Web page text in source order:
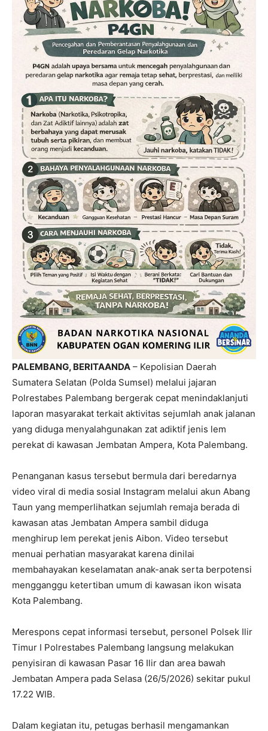
PALEMBANG, BERITAANDA – Kepolisian Daerah
Sumatera Selatan (Polda Sumsel) melalui jajaran
Polrestabes Palembang bergerak cepat menindaklanjuti
laporan masyarakat terkait aktivitas sejumlah anak jalanan
yang diduga menyalahgunakan zat adiktif jenis lem
perekat di kawasan Jembatan Ampera, Kota Palembang.
Penanganan kasus tersebut bermula dari beredarnya
video viral di media sosial Instagram melalui akun Abang
Taun yang memperlihatkan sejumlah remaja berada di
kawasan atas Jembatan Ampera sambil diduga
menghirup lem perekat jenis Aibon. Video tersebut
menuai perhatian masyarakat karena dinilai
membahayakan keselamatan anak-anak serta berpotensi
mengganggu ketertiban umum di kawasan ikon wisata
Kota Palembang.
Merespons cepat informasi tersebut, personel Polsek Ilir
Timur I Polrestabes Palembang langsung melakukan
penyisiran di kawasan Pasar 16 Ilir dan area bawah
Jembatan Ampera pada Selasa (26/5/2026) sekitar pukul
17.22 WIB.
Dalam kegiatan itu, petugas berhasil mengamankan